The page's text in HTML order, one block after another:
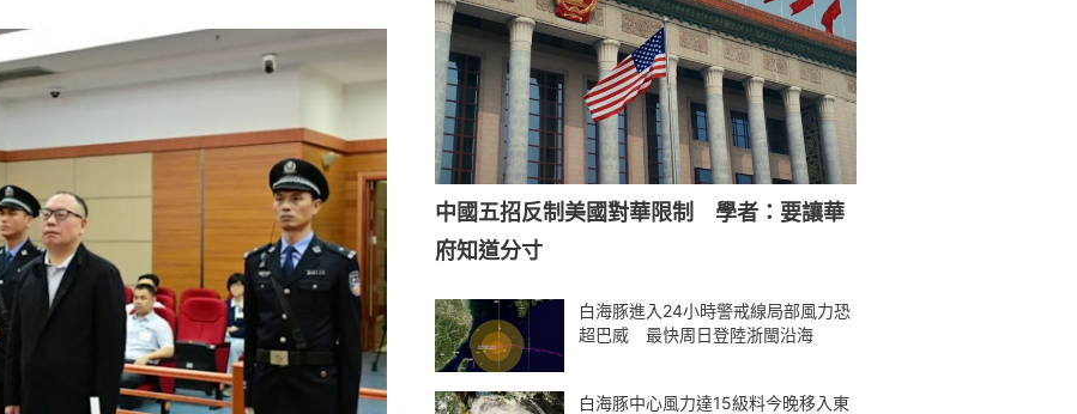
中國五招反制美國對華限制 學者：要讓華
府知道分寸
白海豚進入24小時警戒線局部風力恐
超巴威 最快周日登陸浙閩沿海
白海豚中心風力達15級料今晚移入東